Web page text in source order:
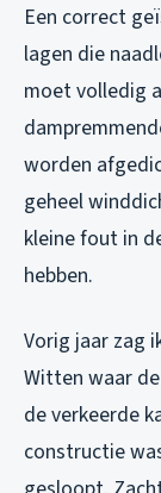
Een correct
lagen die
moet volledig
worden
geheel
kleine fout in
hebben.
Vorig jaar zag
Witten waar
de verkeerde
constructie